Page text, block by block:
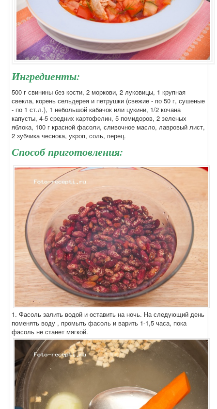
Ингредиенты:
500 г свинины без кости, 2 моркови, 2 луковицы, 1 крупная
свекла, корень сельдерея и петрушки (свежие - по 50 г, сушеные
- по 1 ст.л.), 1 небольшой кабачок или цукини, 1/2 кочана
капусты, 4-5 средних картофелин, 5 помидоров, 2 зеленых
яблока, 100 г красной фасоли, сливочное масло, лавровый лист,
2 зубчика чеснока, укроп, соль, перец.
Способ приготовления:
1. Фасоль залить водой и оставить на ночь. На следующий день
поменять воду , промыть фасоль и варить 1-1,5 часа, пока
фасоль не станет мягкой.